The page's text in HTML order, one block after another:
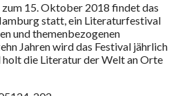
15. Oktober 2018 findet das
statt, ein Literaturfestival
und themenbezogenen
Jahren wird das Festival jährlich
die Literatur der Welt an Orte